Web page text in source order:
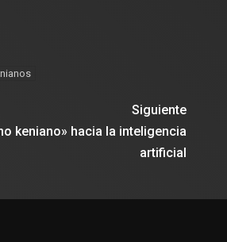
Siguiente
keniano» hacia la inteligencia
artificial